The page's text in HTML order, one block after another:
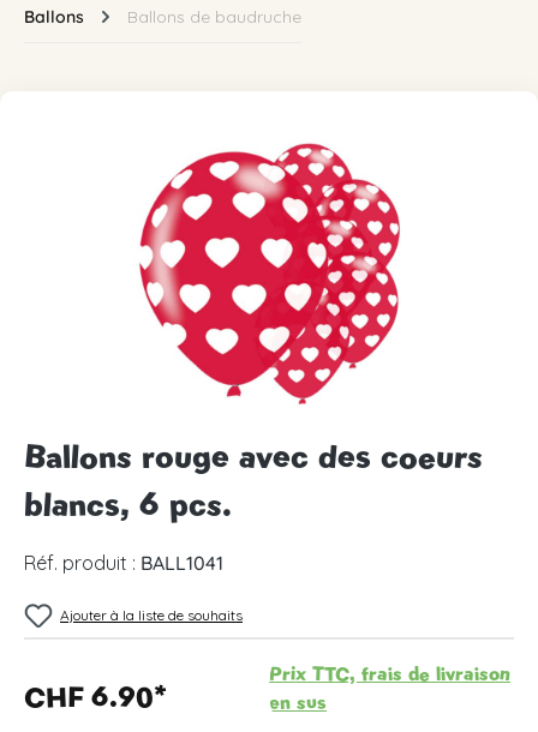
Ballons Ballons de baudruche
Ignorer la galerie d'images
Ballons rouge avec des coeurs
blancs, 6 pcs.
Réf. produit : BALL1041
Ajouter à la liste de souhaits
CHF 6.90*
Prix TTC, frais de livraison
en sus